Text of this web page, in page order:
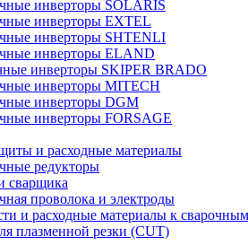
инверторы SOLARIS
инверторы EXTEL
инверторы SHTENLI
инверторы ELAND
инверторы SKIPER BRADO
инверторы MITECH
инверторы DGM
инверторы FORSAGE
и расходные материалы
редукторы
сварщика
проволока и электроды
и расходные материалы к
плазменной резки (CUT)